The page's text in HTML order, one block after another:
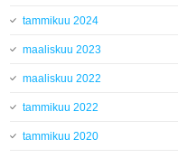
tammikuu 2024
maaliskuu 2023
maaliskuu 2022
tammikuu 2022
tammikuu 2020